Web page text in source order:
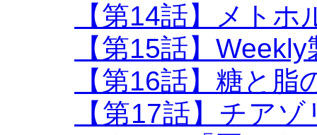
【第14話】メトホ
【第15話】
【第16話】糖と脂
【第17話】チア